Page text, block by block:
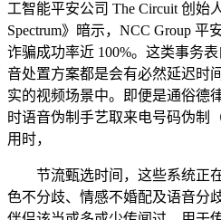
工智能平安公司 The Circuit 创始
Spectrum》暗示，NCC Group 平
诈骗成功率近 100%。这类事务
音处置方案都是会有必然延迟时
实的视频场景中。即便是通俗德
时语音伪制手艺取来电号码伪制
用时，
节流甄选时间，这些系统正
色不分歧、情感不婚配及语音分